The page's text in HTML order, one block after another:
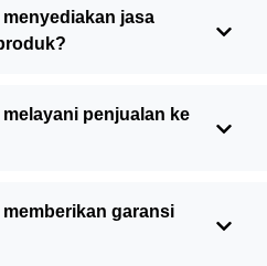
jasa
penjualan ke
garansi